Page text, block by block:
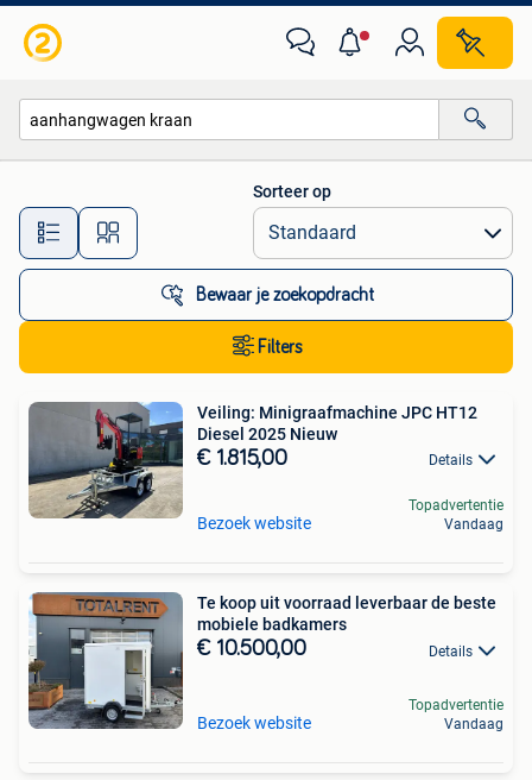
Alle afstanden…
Sorteer op
Bewaar je zoekopdracht
Filters
Veiling: Minigraafmachine JPC HT12
Diesel 2025 Nieuw
€ 1.815,00 Details
Bezoek website
Topadvertentie
Vandaag
Te koop uit voorraad leverbaar de beste
mobiele badkamers
€ 10.500,00 Details
Bezoek website
Topadvertentie
Vandaag